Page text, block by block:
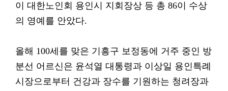
이 대한노인회 용인시 지회장상 등 총 86이 수상
의 영예를 안았다.
올해 100세를 맞은 기흥구 보정동에 거주 중인 방
분선 어르신은 윤석열 대통령과 이상일 용인특례
시장으로부터 건강과 장수를 기원하는 청려장과